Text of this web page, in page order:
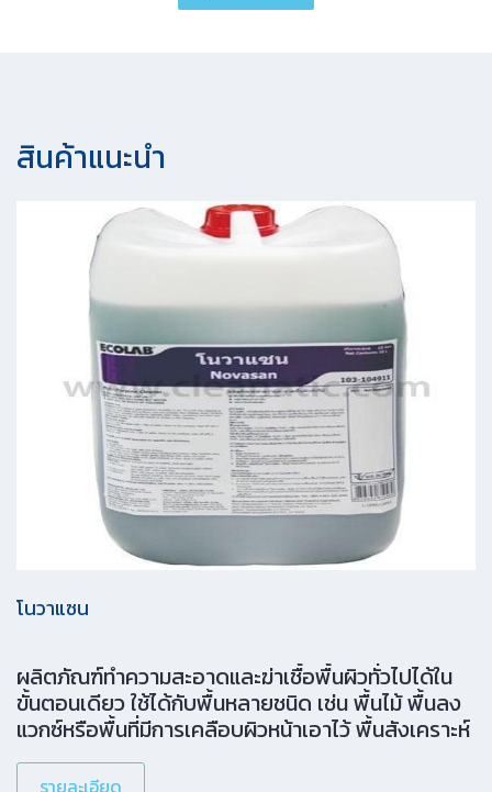
สินค้าแนะนํา
โนวาแซน
ผลิตภัณฑ์ทำความสะอาดและฆ่าเชื้อพื้นผิวทั่วไปได้ใน
ขั้นตอนเดียว ใช้ได้กับพื้นหลายชนิด เช่น พื้นไม้ พื้นลง
แวกซ์หรือพื้นที่มีการเคลือบผิวหน้าเอาไว้ พื้นสังเคราะห์
รายละเอียด